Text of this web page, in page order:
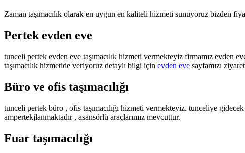
Zaman taşımacılık olarak en uygun en kaliteli hizmeti sunuyoruz bizden
Pertek evden eve
tunceli pertek evden eve taşımacılık hizmeti vermekteyiz firmamız evden
taşımacılık hizmetide veriyoruz detaylı bilgi için evden eve sayfamızı
Büro ve ofis taşımacılığı
tunceli pertek büro , ofis taşımacılığı hizmeti vermekteyiz. tunceliye
ampertekjlanmaktadır , asansörlü araçlarımız mevcuttur.
Fuar taşımacılığı